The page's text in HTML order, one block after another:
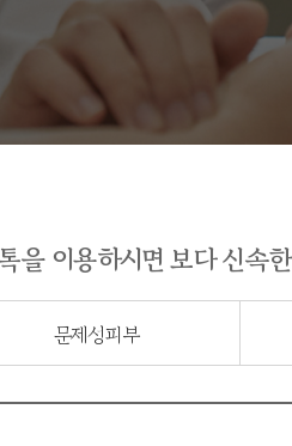
을 이용하시면 보다 신속
문제성피부